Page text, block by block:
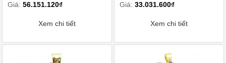
Giá: 56.151.120₫
Xem chi tiết
Giá: 33.031.600₫
Xem chi tiết